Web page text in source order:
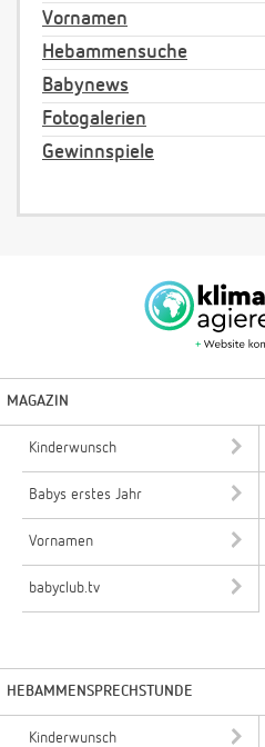
Vornamen
Hebammensuche
Babynews
Fotogalerien
Gewinnspiele
MAGAZIN
Kinderwunsch
Babys erstes Jahr
Vornamen
babyclub.tv
HEBAMMENSPRECHSTUNDE
Kinderwunsch